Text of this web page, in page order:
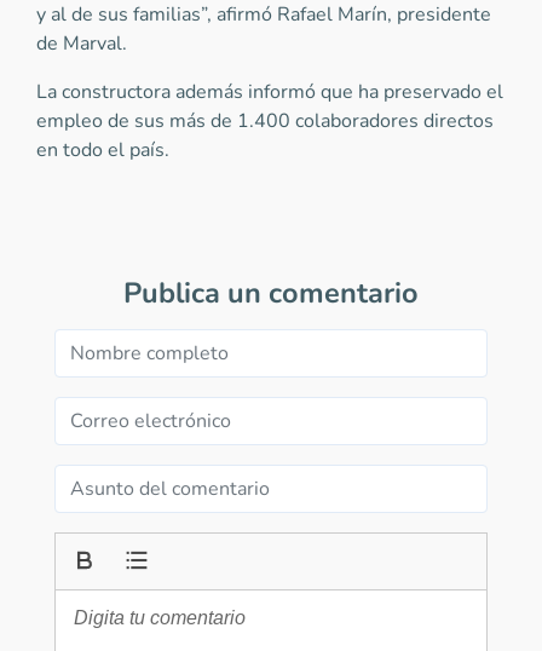
y al de sus familias”, afirmó Rafael Marín, presidente
de Marval.
La constructora además informó que ha preservado el
empleo de sus más de 1.400 colaboradores directos
en todo el país.
Publica un comentario